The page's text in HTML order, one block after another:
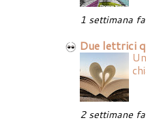
1 settimana fa
Due lettrici
2 settimane fa